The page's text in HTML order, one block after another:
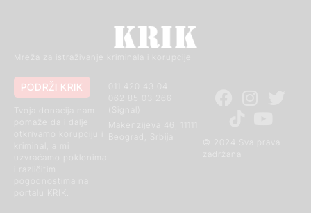
Mreža za istraživanje kriminala i korupcije
© 2024 Sva prava
011 420 43 04
Makenzijeva 46, 11111
PODRŽI KRIK
otkrivamo korupciju i
kriminal, a mi
uzvraćamo poklonima
i različitim
pogodnostima na
portalu KRIK.